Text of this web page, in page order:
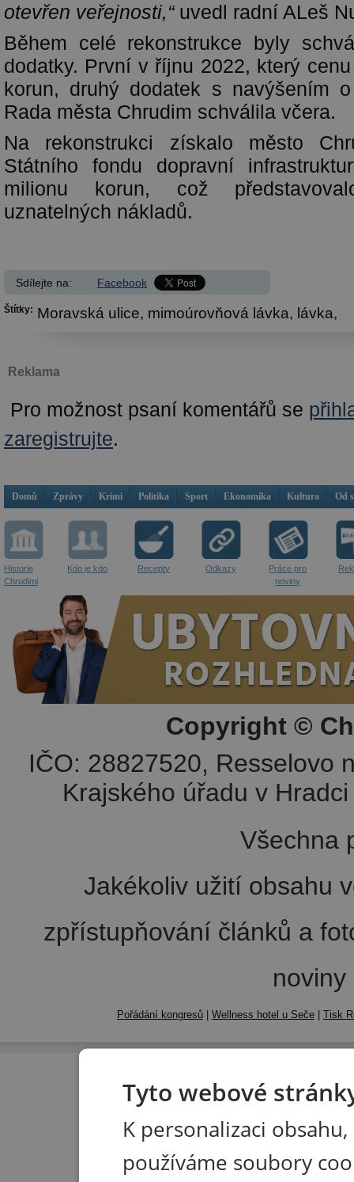
otevřen veřejnosti,“uvedl radní ALeš
Během celé rekonstrukce byly
dodatky. První v říjnu 2022, který
korun, druhý dodatek s navýšením
Rada města Chrudim schválila včera.
Na rekonstrukci získalo město
Státního fondu dopravní
milionu korun, což
uznatelných nákladů.
Sdílejte na: Facebook
Štítky: Moravská ulice, mimoúrovňová lávka, lávka,
Reklama
Pro možnost psaní komentářů se
zaregistrujte.
Domů Zprávy Krimi Politika Sport Ekonomika Kultura Od
Historie
Chrudimi
Kdo je kdo Recepty Odkazy
Práce pro
noviny
Copyright ©
IČO: 28827520, Resselovo
Krajského úřadu v
Všechna
Jakékoliv užití obsahu
zpřístupňování článků a
Pořádání kongresů Wellness hotel u Seče Tisk
Tyto webové
K personalizaci
používáme soubory